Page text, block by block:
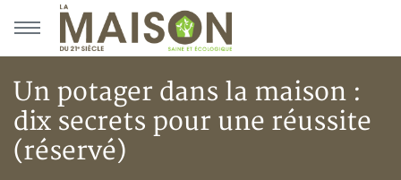
Aller au menu principal
Aller au contenu principal
Un potager dans la maison :
dix secrets pour une réussite
(réservé)